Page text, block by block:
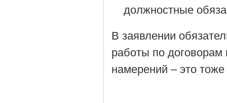
должностные
В заявлении
работы по договорам
намерений – это